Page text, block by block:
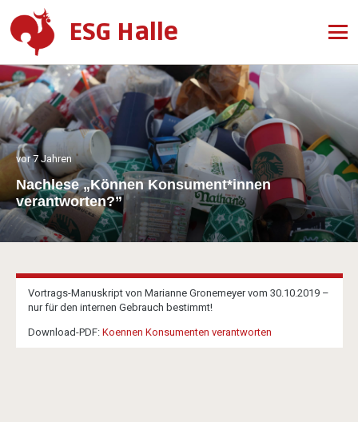
ESG Halle
vor 7 Jahren
Nachlese „Können Konsument*innen
verantworten?”
Vortrags-Manuskript von Marianne Gronemeyer vom 30.10.2019 –
nur für den internen Gebrauch bestimmt!
Download-PDF: Koennen Konsumenten verantworten